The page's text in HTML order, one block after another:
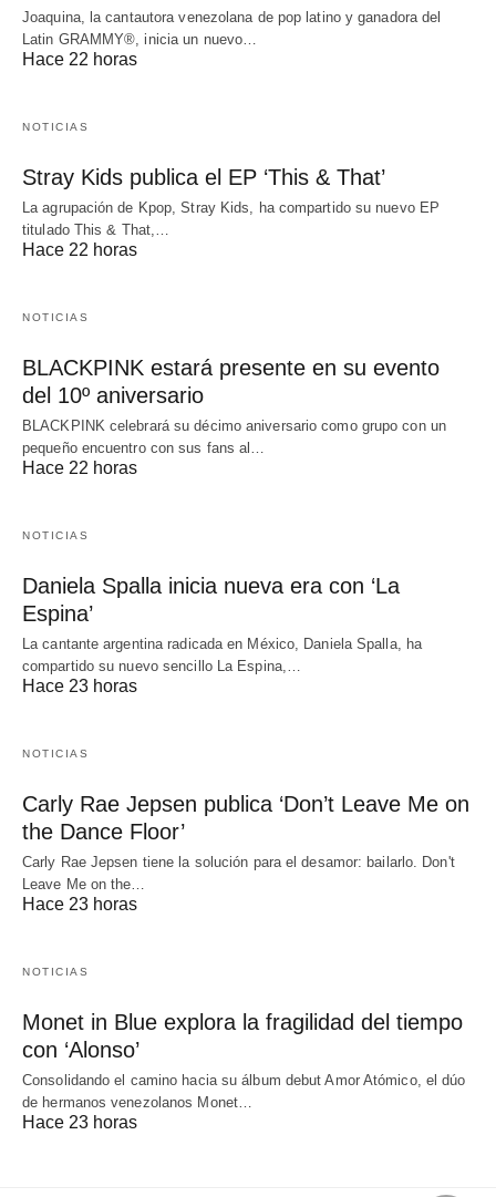
Joaquina, la cantautora venezolana de pop latino y ganadora del
Latin GRAMMY®, inicia un nuevo…
Hace 22 horas
NOTICIAS
Stray Kids publica el EP ‘This & That’
La agrupación de Kpop, Stray Kids, ha compartido su nuevo EP
titulado This & That,…
Hace 22 horas
NOTICIAS
BLACKPINK estará presente en su evento
del 10º aniversario
BLACKPINK celebrará su décimo aniversario como grupo con un
pequeño encuentro con sus fans al…
Hace 22 horas
NOTICIAS
Daniela Spalla inicia nueva era con ‘La
Espina’
La cantante argentina radicada en México, Daniela Spalla, ha
compartido su nuevo sencillo La Espina,…
Hace 23 horas
NOTICIAS
Carly Rae Jepsen publica ‘Don’t Leave Me on
the Dance Floor’
Carly Rae Jepsen tiene la solución para el desamor: bailarlo. Don't
Leave Me on the…
Hace 23 horas
NOTICIAS
Monet in Blue explora la fragilidad del tiempo
con ‘Alonso’
Consolidando el camino hacia su álbum debut Amor Atómico, el dúo
de hermanos venezolanos Monet…
Hace 23 horas